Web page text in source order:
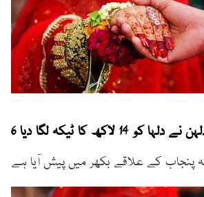
کو 14 لاکھ کا ٹیکہ لگا دیا
پنجاب کے علاقے بکھر میں پیش آیا ہے